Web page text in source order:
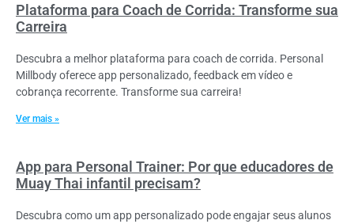
Plataforma para Coach de Corrida: Transforme sua
Carreira
Descubra a melhor plataforma para coach de corrida. Personal
Millbody oferece app personalizado, feedback em vídeo e
cobrança recorrente. Transforme sua carreira!
Ver mais »
App para Personal Trainer: Por que educadores de
Muay Thai infantil precisam?
Descubra como um app personalizado pode engajar seus alunos